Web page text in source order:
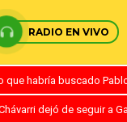
RADIO EN VIVO
que habría buscado
dejó de seguir a